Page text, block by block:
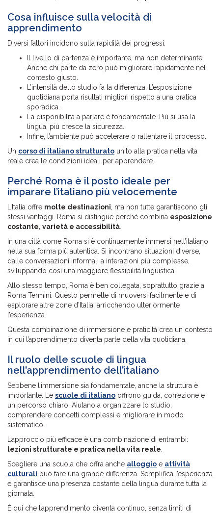
Cosa influisce sulla velocità di
apprendimento
Diversi fattori incidono sulla rapidità dei progressi:
Il livello di partenza è importante, ma non determinante.
Anche chi parte da zero può migliorare rapidamente nel
contesto giusto.
L’intensità dello studio fa la differenza. L’esposizione
quotidiana porta risultati migliori rispetto a una pratica
sporadica.
La disponibilità a parlare è fondamentale. Più si usa la
lingua, più cresce la sicurezza.
Infine, l’ambiente può accelerare o rallentare il processo.
Un corso di italiano strutturato unito alla pratica nella vita
reale crea le condizioni ideali per apprendere.
Perché Roma è il posto ideale per
imparare l’italiano più velocemente
L’Italia offre molte destinazioni , ma non tutte garantiscono gli
stessi vantaggi. Roma si distingue perché combina esposizione
costante, varietà e accessibilità
In una città come Roma si è continuamente immersi nell’italiano
nella sua forma più autentica. Si incontrano situazioni diverse,
dalle conversazioni informali a interazioni più complesse,
sviluppando così una maggiore flessibilità linguistica.
Allo stesso tempo, Roma è ben collegata, soprattutto grazie a
Roma Termini. Questo permette di muoversi facilmente e di
esplorare altre zone d’Italia, arricchendo ulteriormente
l’esperienza.
Questa combinazione di immersione e praticità crea un contesto
in cui l’apprendimento diventa parte della vita quotidiana.
Il ruolo delle scuole di lingua
nell’apprendimento dell’italiano
Sebbene l’immersione sia fondamentale, anche la struttura è
importante. Le scuole di italiano offrono guida, correzione e
un percorso chiaro. Aiutano a organizzare lo studio,
comprendere concetti complessi e migliorare in modo
sistematico.
L’approccio più efficace è una combinazione di entrambi:
lezioni strutturate e pratica nella vita reale
Scegliere una scuola che offra anche alloggio e attività
culturali può fare una grande differenza. Semplifica l’esperienza
e garantisce una presenza costante della lingua durante tutta la
giornata.
È qui che l’apprendimento diventa continuo, senza limiti di